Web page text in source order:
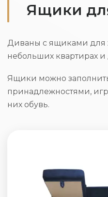
Ящики
Диваны с ящиками для
небольших квартирах и
Ящики можно
принадлежностями,
них обувь.